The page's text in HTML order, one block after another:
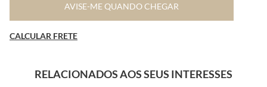
AVISE-ME QUANDO CHEGAR
CALCULAR FRETE
RELACIONADOS AOS SEUS INTERESSES